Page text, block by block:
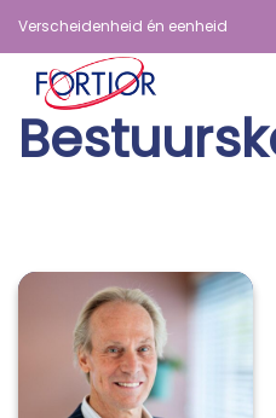
Verscheidenheid én eenheid